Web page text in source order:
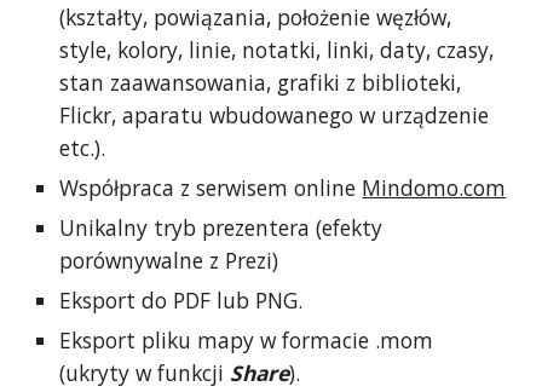
(kształty, powiązania, położenie węzłów,
style, kolory, linie, notatki, linki, daty, czasy,
stan zaawansowania, grafiki z biblioteki,
Flickr, aparatu wbudowanego w urządzenie
etc.).
Współpraca z serwisem online Mindomo.com
Unikalny tryb prezentera (efekty
porównywalne z Prezi)
Eksport do PDF lub PNG.
Eksport pliku mapy w formacie .mom
(ukryty w funkcji Share).